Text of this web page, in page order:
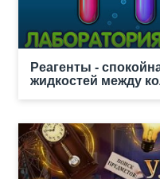
Реагенты -
жидкостей между